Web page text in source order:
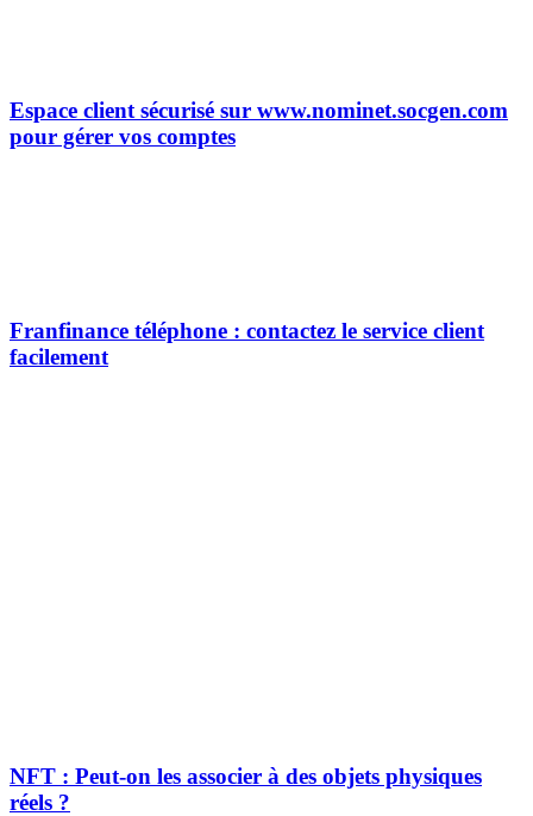
Espace client sécurisé sur www.nominet.socgen.com
pour gérer vos comptes
Franfinance téléphone : contactez le service client
facilement
NFT : Peut-on les associer à des objets physiques
réels ?